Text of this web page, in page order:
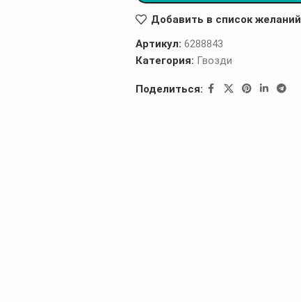
Добавить в список желаний
Артикул: 6288843
Категория: Гвозди
Поделиться: